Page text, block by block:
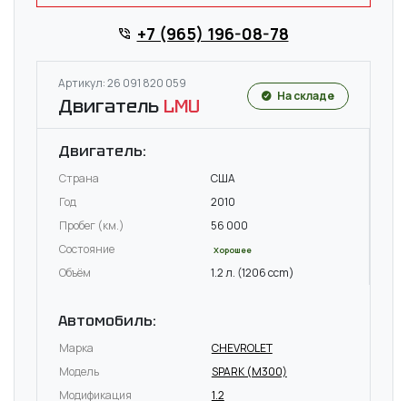
+7 (965) 196-08-78
Артикул: 26 091 820 059
Двигатель LMU На складе
Двигатель:
Страна
США
Год
2010
Пробег (км.)
56 000
Состояние
Хорошее
Объём 1.2 л. (1206 ccm)
Автомобиль:
Марка
CHEVROLET
Модель
SPARK (M300)
Модификация
1.2